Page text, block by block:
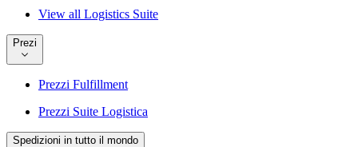
View all Logistics Suite
Prezi
Prezzi Fulfillment
Prezzi Suite Logistica
Spedizioni in tutto il mondo